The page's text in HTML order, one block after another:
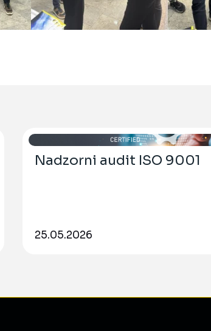
Nadzorni audit ISO 9001
25.05.2026